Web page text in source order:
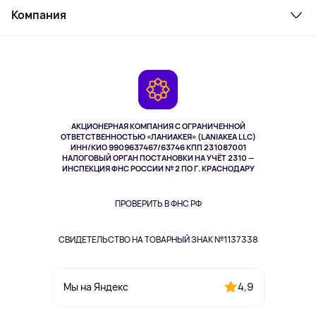
АКЦИОНЕРНАЯ КОМПАНИЯ С ОГРАНИЧЕННОЙ
ОТВЕТСТВЕННОСТЬЮ «ЛАНИАКЕЯ» (LANIAKEA LLC)
ИНН/КИО 9909637467/63746 КПП 231087001
НАЛОГОВЫЙ ОРГАН ПОСТАНОВКИ НА УЧЁТ 2310 —
ИНСПЕКЦИЯ ФНС РОССИИ № 2 ПО Г. КРАСНОДАРУ
ПРОВЕРИТЬ В ФНС РФ
СВИДЕТЕЛЬСТВО НА ТОВАРНЫЙ ЗНАК №1137338
Мы на Яндекс 4,9
Косметика и уход
Здоровье питомцев
Одежда и аксессуары
Как заказать
Компания